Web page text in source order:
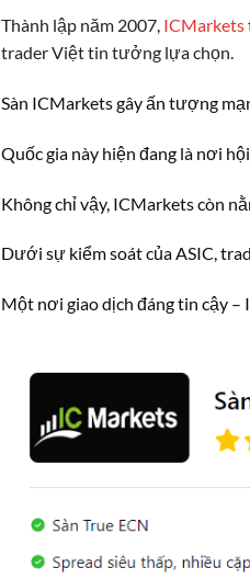
Thành lập năm 2007, ICMarkets
trader Việt tin tưởng lựa chọn.
Sàn ICMarkets gây ấn tượng
Quốc gia này hiện đang là nơi
Không chỉ vậy, ICMarkets còn
Dưới sự kiểm soát của ASIC,
Một nơi giao dịch đáng tin cậy –